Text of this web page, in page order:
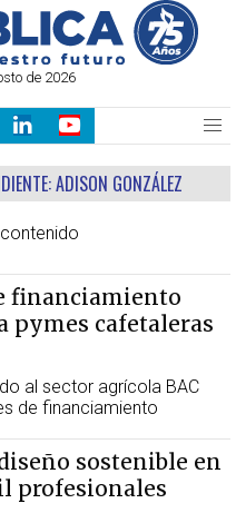
de 2026
ADISON GONZÁLEZ
financiamiento
pymes cafetaleras
al sector agrícola BAC
de financiamiento
sostenible en
profesionales